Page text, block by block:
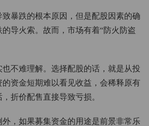
致暴跌的根本原因，但是配股因素的确
导火索。故而，市场有着“防火防盗
也不难理解。选择配股的话，就是从投
资金短期难以看见收益，会稀释原有
折价配售直接导致亏损。
，如果募集资金的用途是前景非常乐